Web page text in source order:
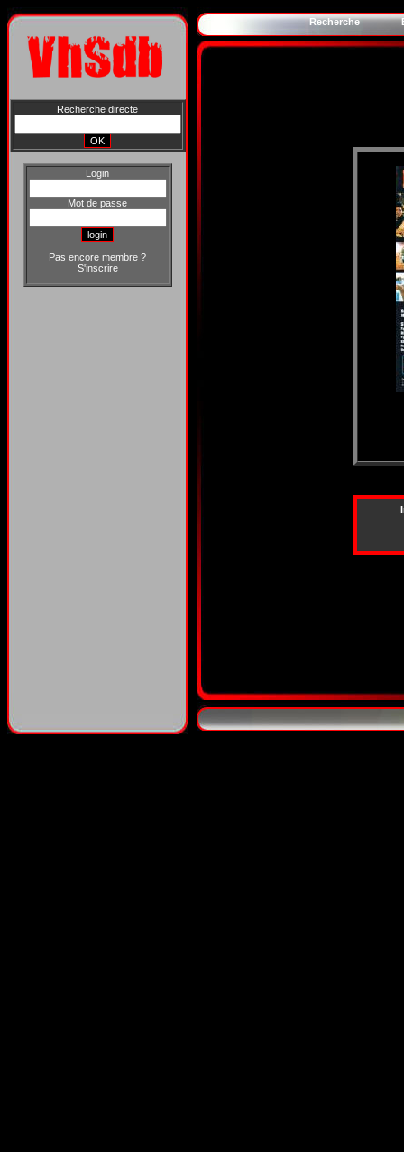
Recherche directe
Login
Mot de passe
Pas encore membre ?
S'inscrire
Recherche